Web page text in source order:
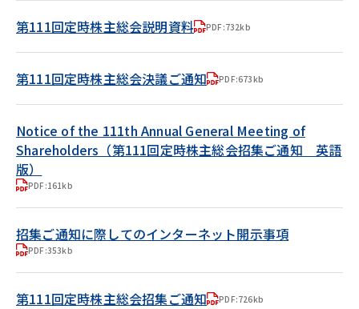
第111回定時株主総会説明資料 PDF:732kb
第111回定時株主総会決議ご通知 PDF:673kb
Notice of the 111th Annual General Meeting of
Shareholders（第111回定時株主総会招集ご通知 英語
版）
PDF:161kb
招集ご通知に際してのインターネット開示事項
PDF:353kb
第111回定時株主総会招集ご通知 PDF:726kb